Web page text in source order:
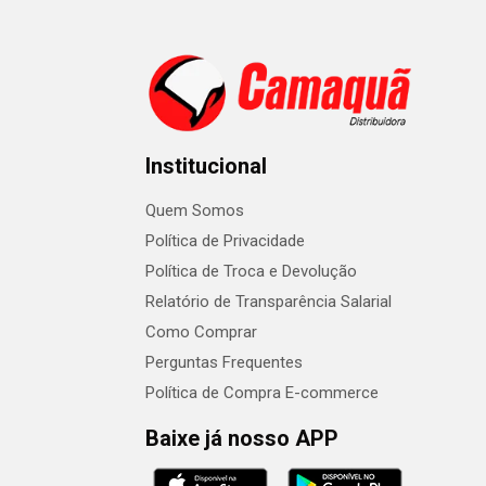
Institucional
Quem Somos
Política de Privacidade
Política de Troca e Devolução
Relatório de Transparência Salarial
Como Comprar
Perguntas Frequentes
Política de Compra E-commerce
Baixe já nosso APP